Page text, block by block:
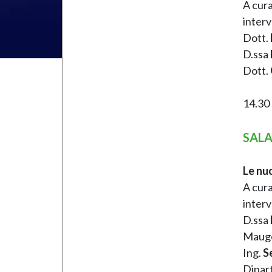
A
Dott.
D.ssa
Dott.
14.30
Le
A
D.ssa
Ing.